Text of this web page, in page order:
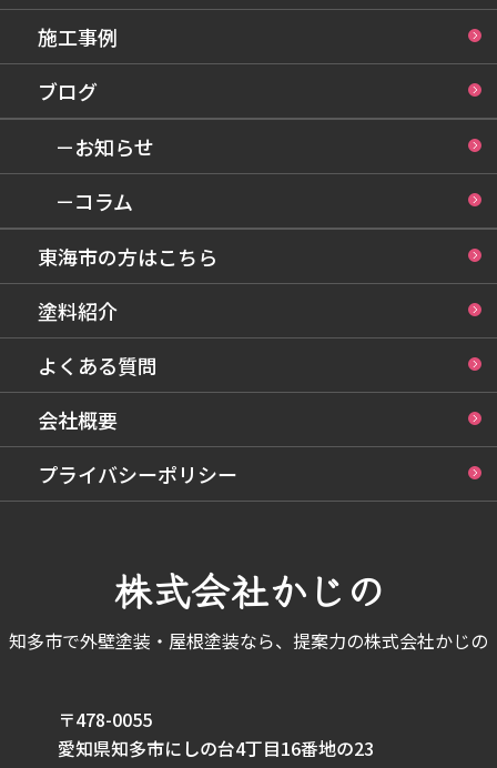
施工事例
ブログ
－お知らせ
－コラム
東海市の方はこちら
塗料紹介
よくある質問
会社概要
プライバシーポリシー
株式会社かじの
知多市で外壁塗装・屋根塗装なら、提案力の株式会社かじの
〒478-0055
愛知県知多市にしの台4丁目16番地の23